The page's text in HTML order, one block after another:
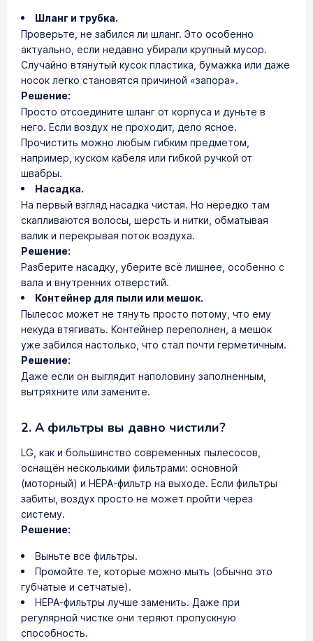
Шланг и трубка.
Проверьте, не забился ли шланг. Это особенно
актуально, если недавно убирали крупный мусор.
Случайно втянутый кусок пластика, бумажка или даже
носок легко становятся причиной «запора».
Решение:
Просто отсоедините шланг от корпуса и дуньте в
него. Если воздух не проходит, дело ясное.
Прочистить можно любым гибким предметом,
например, куском кабеля или гибкой ручкой от
швабры.
Насадка.
На первый взгляд насадка чистая. Но нередко там
скапливаются волосы, шерсть и нитки, обматывая
валик и перекрывая поток воздуха.
Решение:
Разберите насадку, уберите всё лишнее, особенно с
вала и внутренних отверстий.
Контейнер для пыли или мешок.
Пылесос может не тянуть просто потому, что ему
некуда втягивать. Контейнер переполнен, а мешок
уже забился настолько, что стал почти герметичным.
Решение:
Даже если он выглядит наполовину заполненным,
вытряхните или замените.
2. А фильтры вы давно чистили?
LG, как и большинство современных пылесосов,
оснащён несколькими фильтрами: основной
(моторный) и HEPA-фильтр на выходе. Если фильтры
забиты, воздух просто не может пройти через
систему.
Решение:
Выньте все фильтры.
Промойте те, которые можно мыть (обычно это
губчатые и сетчатые).
HEPA-фильтры лучше заменить. Даже при
регулярной чистке они теряют пропускную
способность.